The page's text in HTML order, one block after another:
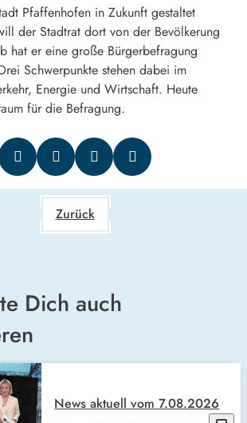
Pfaffenhofen in Zukunft gestaltet
der Stadtrat dort von der Bevölkerung
hat er eine große Bürgerbefragung
Schwerpunkte stehen dabei im
Energie und Wirtschaft. Heute
für die Befragung.
Zurück
Dich auch
News aktuell vom 7.08.2026